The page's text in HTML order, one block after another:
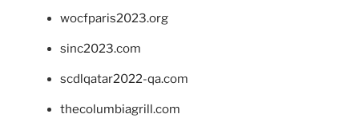
wocfparis2023.org
sinc2023.com
scdlqatar2022-qa.com
thecolumbiagrill.com